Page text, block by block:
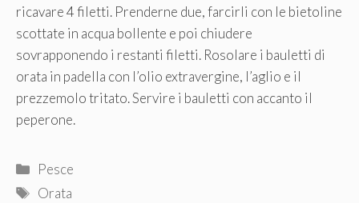
ricavare 4 filetti. Prenderne due, farcirli con le bietoline
scottate in acqua bollente e poi chiudere
sovrapponendo i restanti filetti. Rosolare i bauletti di
orata in padella con l’olio extravergine, l’aglio e il
prezzemolo tritato. Servire i bauletti con accanto il
peperone.
Categorie
Pesce
Tag
Orata